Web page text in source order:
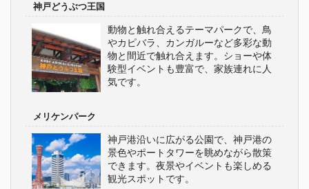
神戸どうぶつ王国
動物と触れ合えるテーマパークで、鳥
やカピバラ、カンガルーなど多彩な動
物と間近で触れ合えます。ショーや体
験型イベントも豊富で、家族連れに人
気です。
メリケンパーク
神戸港沿いに広がる公園で、神戸港の
景色やポートタワーを眺めながら散策
できます。夜景やイベントも楽しめる
観光スポットです。